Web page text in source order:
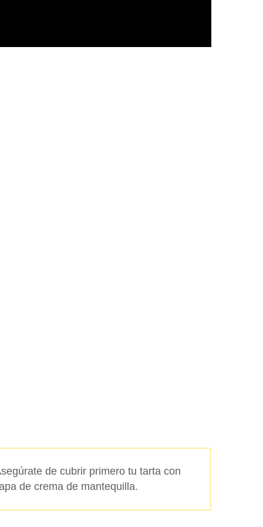
de cubrir primero tu tarta con
de crema de mantequilla.